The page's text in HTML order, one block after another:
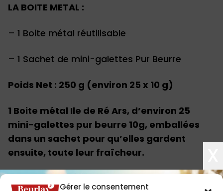
Gérer le consentement
LA BOITE METAL :
– 1 Boite métal réutilisable
– 1 Sachet de mini-galettes Pur Beurre
Poids Net : 250 g (environ 25 x 10 g)
1 Boite métal Ile de Ré Ars, d’environ 25
mini-galettes pur beurre 10g, emballées
dans un sachet pour qu’elles gardent
ensuite, toute leur fraîcheur.